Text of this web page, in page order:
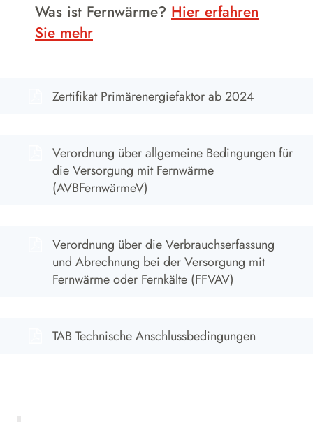
Was ist Fernwärme? Hier erfahren
Sie mehr
Zertifikat Primärenergiefaktor ab 2024
Verordnung über allgemeine Bedingungen für
die Versorgung mit Fernwärme
(AVBFernwärmeV)
Verordnung über die Verbrauchserfassung
und Abrechnung bei der Versorgung mit
Fernwärme oder Fernkälte (FFVAV)
TAB Technische Anschlussbedingungen